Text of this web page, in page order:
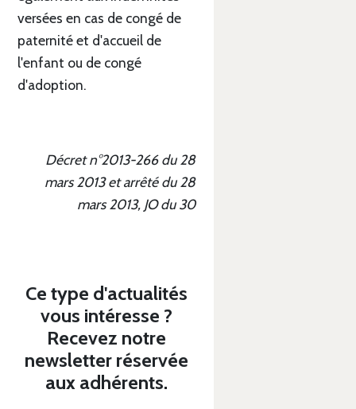
versées en cas de congé de
paternité et d'accueil de
l'enfant ou de congé
d'adoption.
Décret n°2013-266 du 28
mars 2013 et arrêté du 28
mars 2013, JO du 30
Ce type d'actualités
vous intéresse ?
Recevez notre
newsletter réservée
aux adhérents.